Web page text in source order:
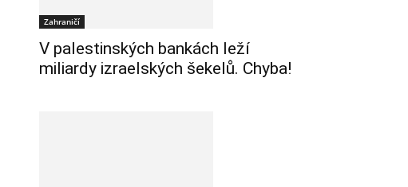
Zahraničí
V palestinských bankách leží
miliardy izraelských šekelů. Chyba!